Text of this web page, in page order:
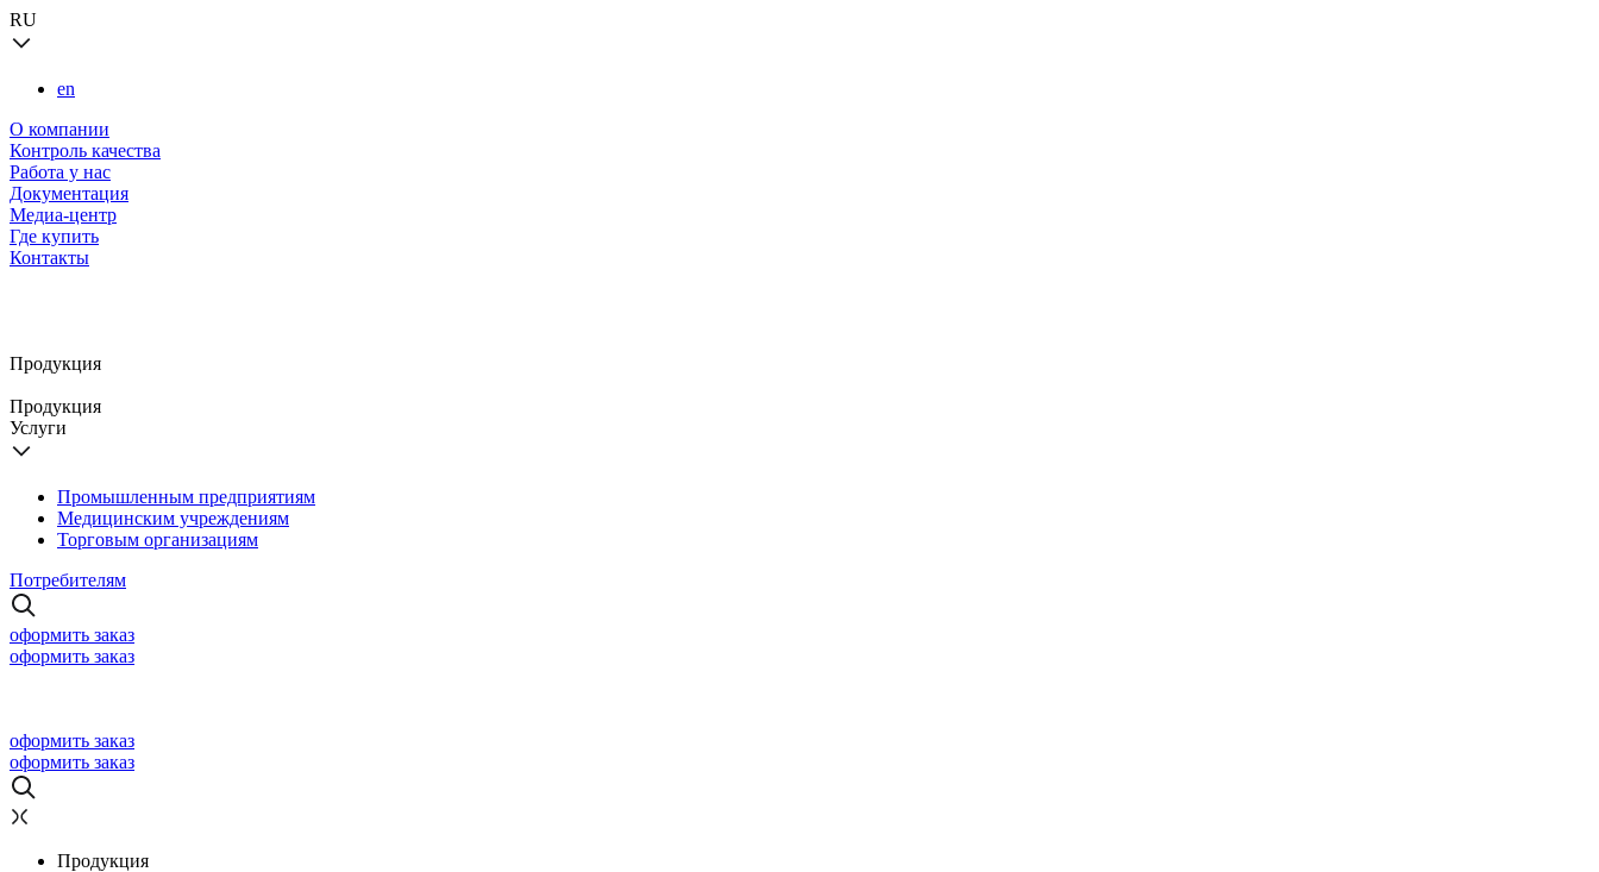
RU
en
О компании
Контроль качества
Работа у нас
Документация
Медиа-центр
Где купить
Контакты
Продукция
Продукция
Услуги
Промышленным предприятиям
Медицинским учреждениям
Торговым организациям
Потребителям
оформить заказ
оформить заказ
оформить заказ
оформить заказ
Продукция